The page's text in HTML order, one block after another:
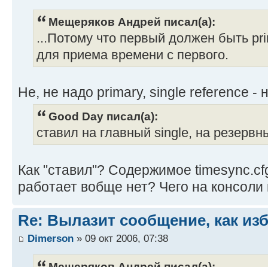
Мещеряков Андрей писал(а):
...Потому что первый должен быть
для приема времени с первого.
Не, не надо primary, single reference -
Good Day писал(а):
ставил на главный single, на
Как "ставил"? Содержимое
работает вобще нет? Чего на
Re: Вылазит сообщение, как
Dimerson » 09 окт 2006, 07:38